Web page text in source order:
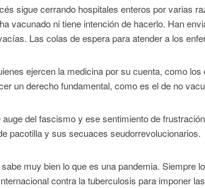
sigue cerrando hospitales enteros por varias
vacunado ni tiene intención de hacerlo. Han
Las colas de espera para atender a los
ejercen la medicina por su cuenta, como
un derecho fundamental, como es el de no
del fascismo y ese sentimiento de
pacotilla y sus secuaces seudorrevolucionarios.
muy bien lo que es una pandemia. Siempre
contra la tuberculosis para imponer